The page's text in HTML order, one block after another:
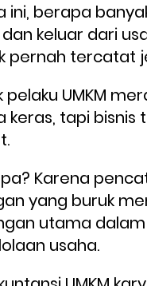
ini, berapa
keluar dari
pernah tercatat
pelaku UMKM
keras, tapi bisnis
Karena
yang buruk
utama dalam
usaha.